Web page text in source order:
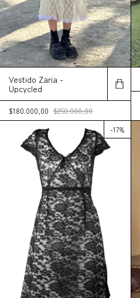
Vestido Zaria -
Upcycled
$180.000,00 $250.000,00
-17%